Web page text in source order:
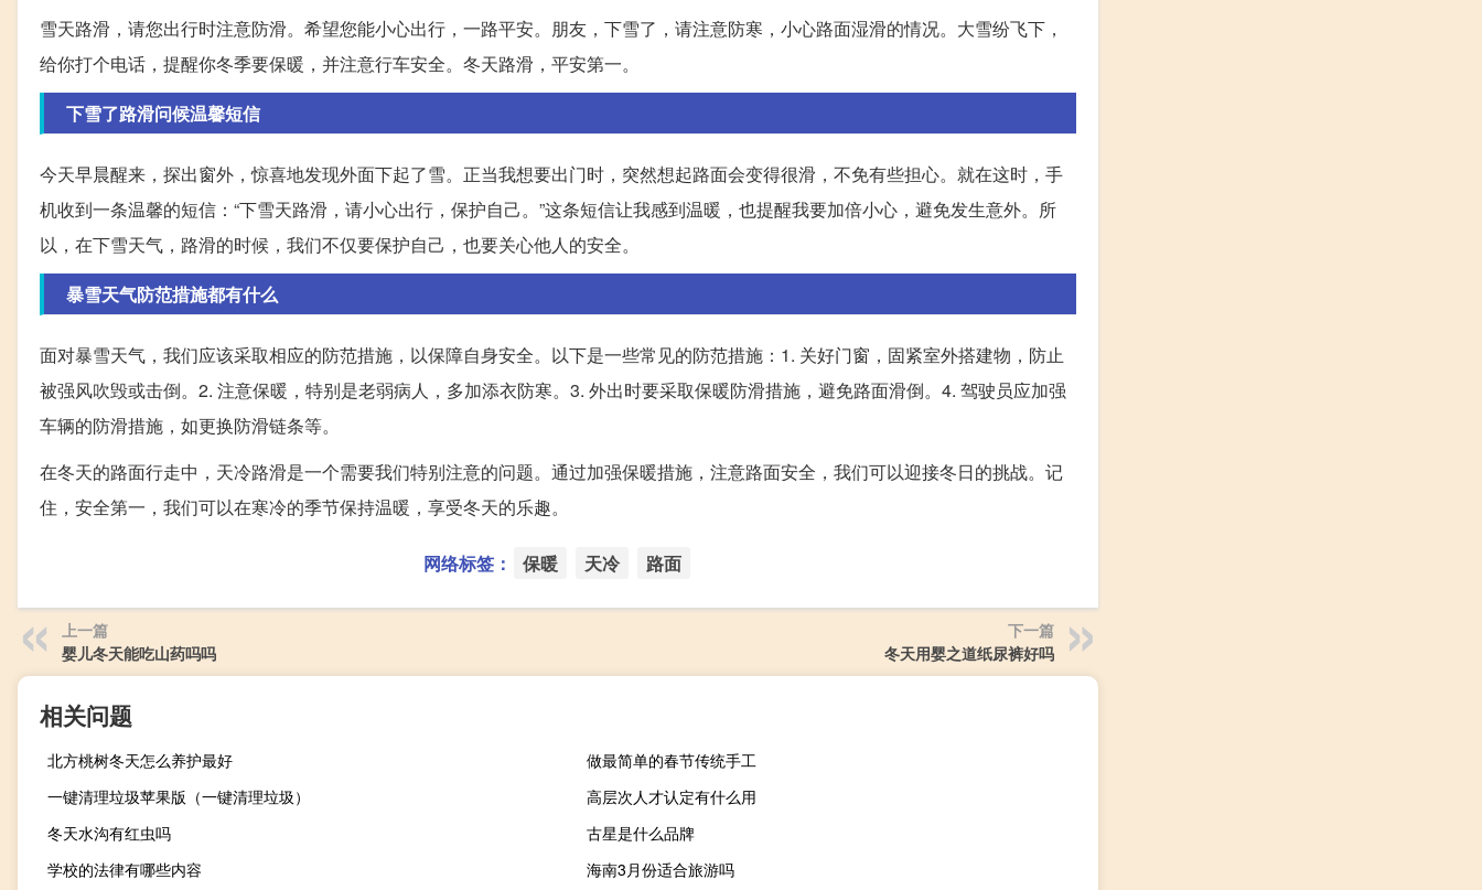
雪天路滑，请您出行时注意防滑。希望您能小心出行，一路平安。朋友，下雪了，请注意防寒，小心路面湿滑的情况。大雪纷飞下，
给你打个电话，提醒你冬季要保暖，并注意行车安全。冬天路滑，平安第一。
下雪了路滑问候温馨短信
今天早晨醒来，探出窗外，惊喜地发现外面下起了雪。正当我想要出门时，突然想起路面会变得很滑，不免有些担心。就在这时，手
机收到一条温馨的短信：“下雪天路滑，请小心出行，保护自己。”这条短信让我感到温暖，也提醒我要加倍小心，避免发生意外。所
以，在下雪天气，路滑的时候，我们不仅要保护自己，也要关心他人的安全。
暴雪天气防范措施都有什么
面对暴雪天气，我们应该采取相应的防范措施，以保障自身安全。以下是一些常见的防范措施：1. 关好门窗，固紧室外搭建物，防止
被强风吹毁或击倒。2. 注意保暖，特别是老弱病人，多加添衣防寒。3. 外出时要采取保暖防滑措施，避免路面滑倒。4. 驾驶员应加强
车辆的防滑措施，如更换防滑链条等。
在冬天的路面行走中，天冷路滑是一个需要我们特别注意的问题。通过加强保暖措施，注意路面安全，我们可以迎接冬日的挑战。记
住，安全第一，我们可以在寒冷的季节保持温暖，享受冬天的乐趣。
网络标签： 保暖 天冷 路面
上一篇
婴儿冬天能吃山药吗吗
下一篇
冬天用婴之道纸尿裤好吗
相关问题
北方桃树冬天怎么养护最好
做最简单的春节传统手工
一键清理垃圾苹果版（一键清理垃圾）
高层次人才认定有什么用
冬天水沟有红虫吗
古星是什么品牌
学校的法律有哪些内容
海南3月份适合旅游吗